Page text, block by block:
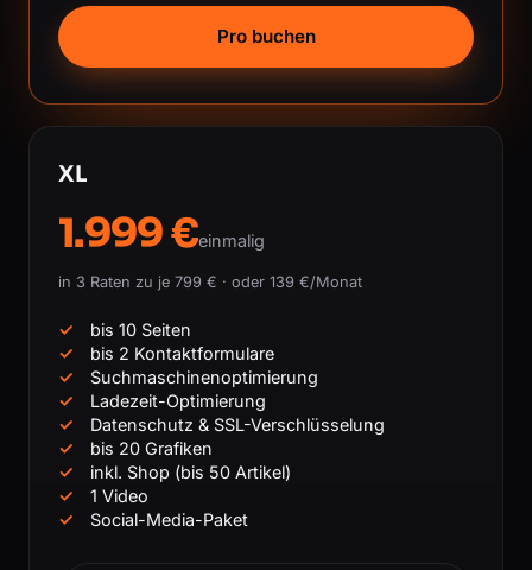
Pro buchen
XL
1.999 €einmalig
in 3 Raten zu je 799 € · oder 139 €/Monat
bis 10 Seiten
bis 2 Kontaktformulare
Suchmaschinenoptimierung
Ladezeit-Optimierung
Datenschutz & SSL-Verschlüsselung
bis 20 Grafiken
inkl. Shop (bis 50 Artikel)
1 Video
Social-Media-Paket